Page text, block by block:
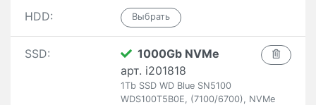
HDD:
SSD:
1000Gb NVMe
арт. i201818
1Tb SSD WD Blue SN5100
WDS100T5B0E, (7100/6700), NVMe